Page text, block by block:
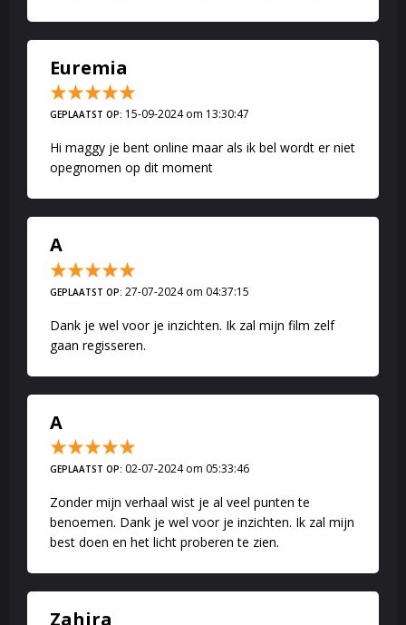
Euremia
GEPLAATST OP: 15-09-2024 om 13:30:47
Hi maggy je bent online maar als ik bel wordt er niet
opegnomen op dit moment
A
GEPLAATST OP: 27-07-2024 om 04:37:15
Dank je wel voor je inzichten. Ik zal mijn film zelf
gaan regisseren.
A
GEPLAATST OP: 02-07-2024 om 05:33:46
Zonder mijn verhaal wist je al veel punten te
benoemen. Dank je wel voor je inzichten. Ik zal mijn
best doen en het licht proberen te zien.
Zahira